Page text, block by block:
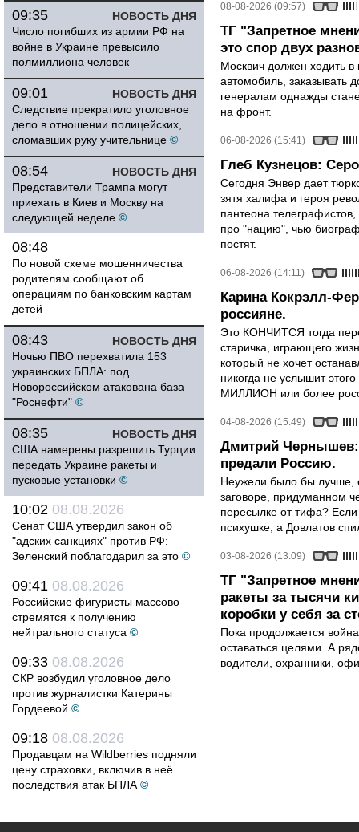
НОВОСТЬ ДНЯ
09:35
Число погибших из армии РФ на
войне в Украине превысило
полмиллиона человек
НОВОСТЬ ДНЯ
09:01
Следствие прекратило уголовное
дело в отношении полицейских,
сломавших руку учительнице ©
НОВОСТЬ ДНЯ
08:54
Представители Трампа могут
приехать в Киев и Москву на
следующей неделе ©
08:48
По новой схеме мошенничества
родителям сообщают об
операциям по банковским картам
детей
НОВОСТЬ ДНЯ
08:43
Ночью ПВО перехватила 153
украинских БПЛА: под
Новороссийском атакована база
"Роснефти" ©
НОВОСТЬ ДНЯ
08:35
США намерены разрешить Турции
передать Украине ракеты и
пусковые установки ©
10:02 08.08.2026
Сенат США утвердил закон об
"адских санкциях" против РФ:
Зеленский поблагодарил за это ©
09:41 08.08.2026
Российские фигуристы массово
стремятся к получению
нейтрального статуса ©
09:33 08.08.2026
СКР возбудил уголовное дело
против журналистки Катерины
Гордеевой ©
09:18 08.08.2026
Продавцам на Wildberries подняли
цену страховки, включив в неё
последствия атак БПЛА ©
08-08-2026 (09:57)
ТГ "Запретное
это спор двух
Москвич должен ходить в
автомобиль, заказывать
генералам однажды
на фронт.
06-08-2026 (15:41)
Глеб Кузнецов:
Сегодня Энвер дает
зятя халифа и героя
пантеона
про "нацию", чью
постят.
06-08-2026 (14:11)
Карина Кокрэлл-
россияне.
Это КОНЧИТСЯ тогда
старичка, играющего
который не хочет
никогда не услышит
МИЛЛИОН или более
04-08-2026 (15:49)
Дмитрий Чернышев:
предали Россию.
Неужели было бы лучше,
заговоре, придуманном
пересылке от тифа?
психушке, а Довлатов
03-08-2026 (13:09)
ТГ "Запретное
ракеты за тысячи
коробки у себя за
Пока продолжается
оставаться целями. А
водители, охранники,